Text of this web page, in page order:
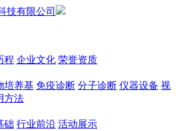
程 企业文化 荣誉资质
培养基 免疫诊断 分子诊断 仪器设备 视
方法
础 行业前沿 活动展示